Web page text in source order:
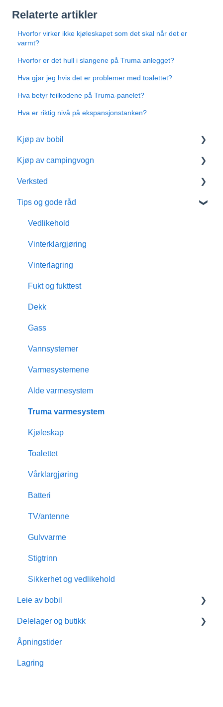
Relaterte artikler
Hvorfor virker ikke kjøleskapet som det skal når det er
varmt?
Hvorfor er det hull i slangene på Truma anlegget?
Hva gjør jeg hvis det er problemer med toalettet?
Hva betyr feilkodene på Truma-panelet?
Hva er riktig nivå på ekspansjonstanken?
Kjøp av bobil
Bobiltyper
Ny eller brukt bobil
Bobil sengeløsninger
Ekstrautstyr til bobilen
Bompenger for bobil
Bobilmerker
Hvordan velge bobil
Innbytte
Finansiering
Kjøp av campingvogn
Presentasjonsfilmer, campingvogn
Ny eller brukt campingvogn
Campingvogn for vinterbruk
Hvordan velge campingvogn
Innbytte
Verksted
Verkstedtjenester og service
Pris verkstedtjenester
Hentetidspunkt verksted
EU-kontroll
Garanti
Nøkkellevering
Tips og gode råd
Vedlikehold
Vinterklargjøring
Vinterlagring
Fukt og fukttest
Dekk
Gass
Vannsystemer
Varmesystemene
Alde varmesystem
Truma varmesystem
Kjøleskap
Toalettet
Vårklargjøring
Batteri
TV/antenne
Gulvvarme
Stigtrinn
Sikkerhet og vedlikehold
Leie av bobil
Hvorfor leie
Utleiemodeller
Utleiepriser
Delelager og butikk
Leveringstid deler
Diverse spørsmål til deler
Åpningstider
Lagring